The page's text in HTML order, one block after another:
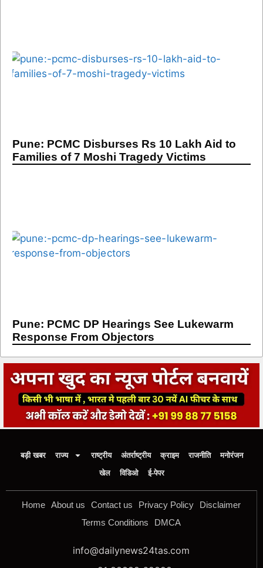
Pune: PCMC Disburses Rs 10 Lakh Aid to
Families of 7 Moshi Tragedy Victims
Pune: PCMC DP Hearings See Lukewarm
Response From Objectors
बड़ी खबर राज्य राष्ट्रीय अंतर्राष्ट्रीय क्राइम राजनीति
मनोरंजन
खेल
विडिओ ई-पेपर
Home About us Contact us Privacy Policy
Disclaimer
Terms Conditions
DMCA
info@dailynews24tas.com